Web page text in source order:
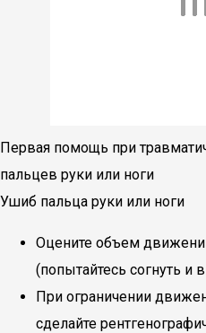
Первая помощь при
пальцев руки или ноги
Ушиб пальца руки или ноги
Оцените объем
(попытайтесь согнуть
При ограничении
сделайте